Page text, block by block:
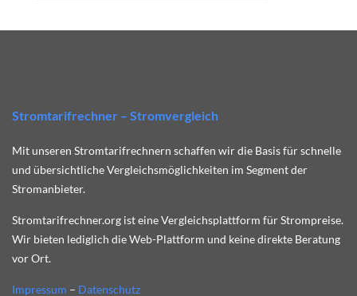
Stromtarifrechner – Stromvergleich
Mit unseren Stromtarifrechnern schaffen wir die Basis für schnelle
und übersichtliche Vergleichsmöglichkeiten im Segment der
Stromanbieter.
Stromtarifrechner.org ist eine Vergleichsplattform für Strompreise.
Wir bieten lediglich die Web-Plattform und keine direkte Beratung
vor Ort.
Impressum – Datenschutz